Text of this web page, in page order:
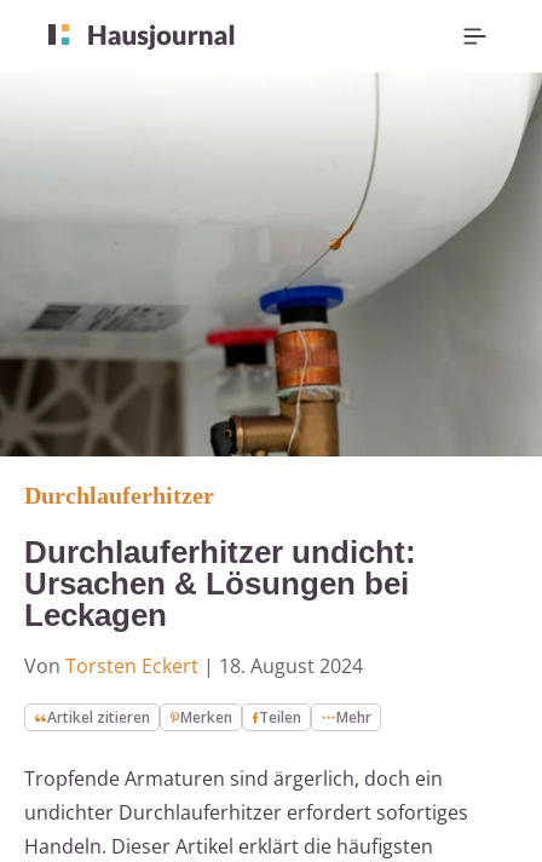
Durchlauferhitzer
Durchlauferhitzer undicht:
Ursachen & Lösungen bei
Leckagen
Von Torsten Eckert | 18. August 2024
Artikel zitieren Merken Teilen Mehr
Tropfende Armaturen sind ärgerlich, doch ein
undichter Durchlauferhitzer erfordert sofortiges
Handeln. Dieser Artikel erklärt die häufigsten